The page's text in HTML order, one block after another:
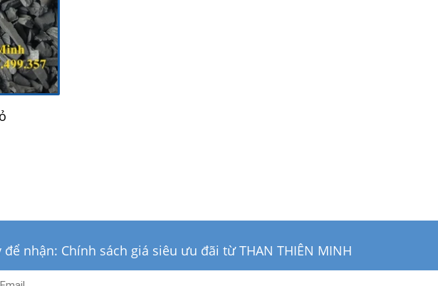
nhận: Chính sách giá siêu ưu đãi từ THAN THIÊN MINH